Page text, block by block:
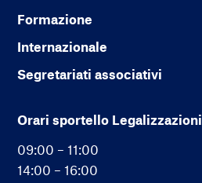
Formazione
Internazionale
Segretariati associativi
Orari sportello Legalizzazioni
09:00 – 11:00
14:00 – 16:00